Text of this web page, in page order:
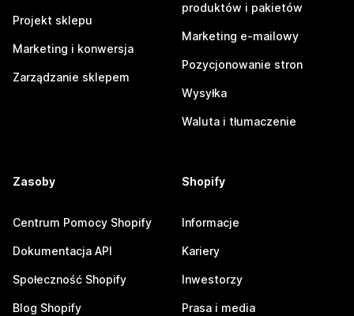
Projekt sklepu
Marketing i konwersja
Zarządzanie sklepem
produktów i pakietów
Marketing e-mailowy
Pozycjonowanie stron
Wysyłka
Waluta i tłumaczenie
Zasoby
Centrum Pomocy Shopify
Dokumentacja API
Społeczność Shopify
Blog Shopify
Shopify
Informacje
Kariery
Inwestorzy
Prasa i media